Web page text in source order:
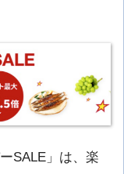
SALE」は、楽